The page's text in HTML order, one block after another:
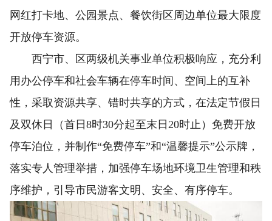
网红打卡地、公园景点、餐饮街区周边单位最大限度
开放停车资源。
西宁市、区两级机关事业单位积极响应，充分利
用办公停车和社会车辆在停车时间、空间上的互补
性，采取资源共享、错时共享的方式，在法定节假日
及双休日（首日8时30分起至末日20时止）免费开放
停车泊位，并制作“免费停车”和“温馨提示”公示牌，
落实专人管理举措，加强停车场地环境卫生管理和秩
序维护，引导市民游客文明、安全、有序停车。